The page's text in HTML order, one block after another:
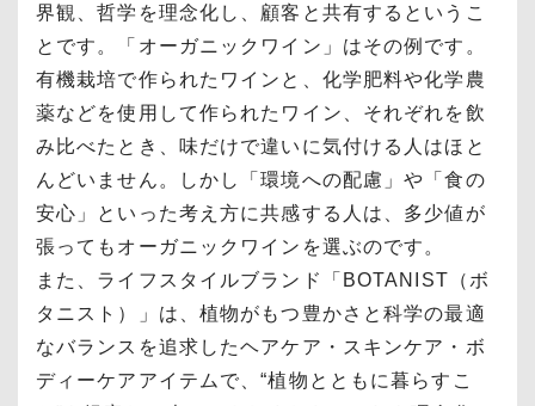
界観、哲学を理念化し、顧客と共有するというこ
とです。
「オーガニックワイン」はその例です。
有機栽培で作られたワインと、化学肥料や化学農
薬などを使用して作られたワイン、それぞれを飲
み比べたとき、味だけで違いに気付ける人はほと
んどいません。しかし「環境への配慮」や「食の
安心」といった考え方に共感する人は、多少値が
張ってもオーガニックワインを選ぶのです。
また、ライフスタイルブランド「BOTANIST（ボ
タニスト）」は、植物がもつ豊かさと科学の最適
なバランスを追求したヘアケア・スキンケア・ボ
ディーケアアイテムで、“植物とともに暮らすこ